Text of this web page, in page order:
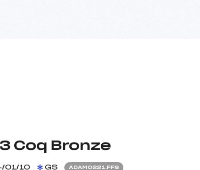
Coq Bronze
01/10 GS ADAM0221.FFS